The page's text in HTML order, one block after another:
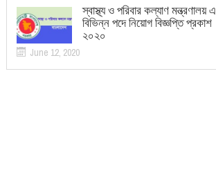
স্বাস্থ্য ও পরিবার কল্যাণ মন্ত্রণালয় এ
বিভিন্ন পদে নিয়োগ বিজ্ঞপ্তি প্রকাশ
২০২০
June 12, 2020